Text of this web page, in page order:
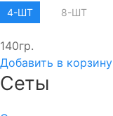
4-ШТ 8-ШТ
140гр.
Добавить в корзину
Сеты